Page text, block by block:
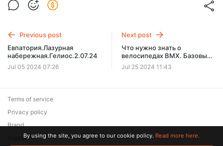
Previous post
Евпатория.Лазурная
набережная.Гелиос.2.07.24
Jul 05 2024 07:26
Next post
Что нужно знать о
велосипедах BMX. Базовые
знания.
Jul 25 2024 11:43
Terms of service
Privacy policy
Brand
SupportBy using the site, you agree to our cookie policy. Read more here.